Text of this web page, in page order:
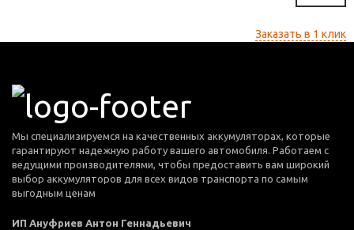
Заказать в 1 клик
Мы специализируемся на качественных аккумуляторах, которые
гарантируют надежную работу вашего автомобиля. Работаем с
ведущими производителями, чтобы предоставить вам широкий
выбор аккумуляторов для всех видов транспорта по самым
выгодным ценам
ИП Ануфриев Антон Геннадьевич